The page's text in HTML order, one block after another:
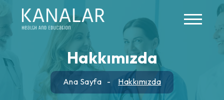
Hakkımızda
Ana Sayfa Hakkımızda